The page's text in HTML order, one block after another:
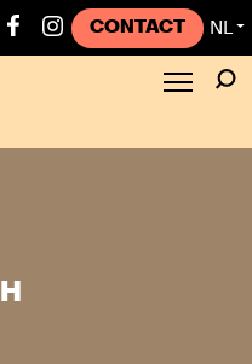
🍉 FREE PALESTINE ● 🍉
CONTACT NL ▼